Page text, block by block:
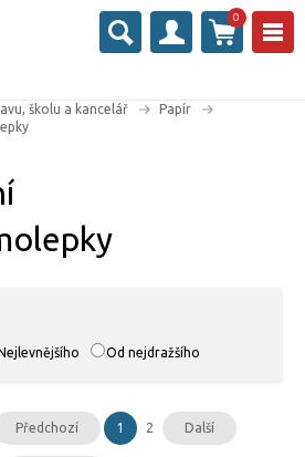
0
školu a kancelář
Papír
Od nejdražšího
Předchozí 1 2 Další